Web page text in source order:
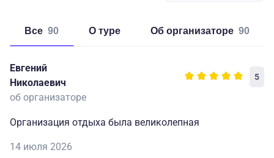
Все 90 о туре об организаторе 90
Евгений
Николаевич
5
об организаторе
Организация отдыха была великолепная
14 июля 2026